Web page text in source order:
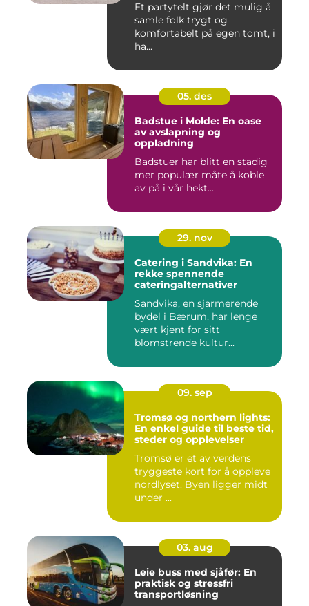
Et partytelt gjør det mulig å
samle folk trygt og
komfortabelt på egen tomt, i
ha...
05. des
Badstue i Molde: En oase
av avslapning og
oppladning
Badstuer har blitt en stadig
mer populær måte å koble
av på i vår hekt...
29. nov
Catering i Sandvika: En
rekke spennende
cateringalternativer
Sandvika, en sjarmerende
bydel i Bærum, har lenge
vært kjent for sitt
blomstrende kultur...
09. sep
Tromsø og northern lights:
En enkel guide til beste tid,
steder og opplevelser
Tromsø er et av verdens
tryggeste kort for å oppleve
nordlyset. Byen ligger midt
under ...
03. aug
Leie buss med sjåfør: En
praktisk og stressfri
transportløsning